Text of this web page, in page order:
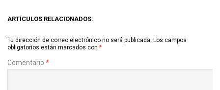
ARTÍCULOS RELACIONADOS:
Tu dirección de correo electrónico no será publicada. Los campos
obligatorios están marcados con *
Comentario *